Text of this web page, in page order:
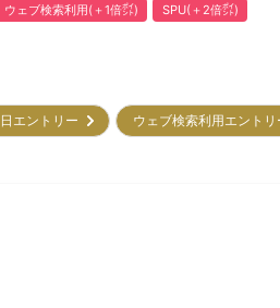
ウェブ検索利用(＋1倍㌽) SPU(＋2倍㌽)
日エントリー ウェブ検索利用エント